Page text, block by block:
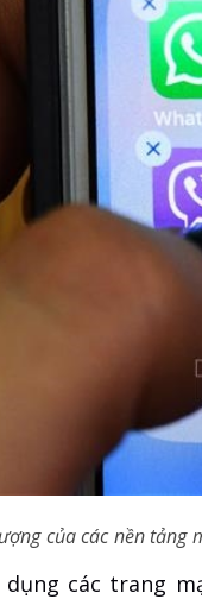
của các nền tảng
dụng các trang